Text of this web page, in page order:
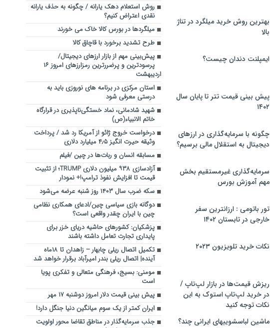
بهترین روش خرید میلگرد در تناژ
بالا
ایمپلنت دندان چیست؟
پیش بینی قیمت تتر تا پایان سال
۱۴۰۲
چگونه با سرمایه‌گذاری در ارزهای
دیجیتال به استقلال مالی برسیم؟
سرمایه‌گذاری غیرمستقیم بخش
مهم آموزش بورس
تور باتومی : ارزانترین سفر
خارجی در تابستان ۱۴۰۲
نکات خرید تلویزیون ۲۰۲۳
ریزش قیمت‌ها در بازار لپ‌تاپ /
در خرید لپ‌تاپ استوک به این
نکات توجه کنید
ماشین لباسشویی‎های ایرانی چند؟
روش استعلام دهک یارانه / چگونه به حذف یارانه
نقدی اعتراض کنیم؟
میلگردها در بورس کالا خاک می خورند
طرح تشدید برخورد با قاچاق کالا
پیش‌بینی مهم از بازار ارزهای دیجیتال/
پرسودترین و پرضررترین رمزارزهای امروز ۱۶
اردیبهشت
استان مرکزی در برنامه های نوروزی باید به
درستی معرفی شود
شهید شادمانی، نماد خستگی‌ناپذیری در قرارگاه
خاتم الانبیاء(ص)
درخواست خروج ژائو از آمریکا رد شد / پرداخت
وثیقه حیرت‌ انگیز ۴٫۵ میلیارد دلاری
مسابقه انسان و ربات‌ها در چین /فیلم
آزادسازی ۹۳۸ میلیون دلاری TRUMP؛ از تثبیت
قیمت تا افزایش نفوذ ترامپ!+ نمودار
سکه ضرب سال ۱۴۰۳ روز شنبه عرضه می‌شود
دوگانه بازی سیاسی چین/ادعای همکاری نظامی
چین با ایران چقدر واقعی است؟
پزشکیان: کشورهای حاشیه دریای خزر برای
پایداری تجارت تعامل داشته باشند
تکمیل اتصال ریلی چابهار – زاهدان تا ۱۸ماه
آینده| اتصال ریلی بندر امیرآباد برقرار خواهد شد
مومنی: بسیج، فرهنگی متعالی و تفکری پویا
است
پیش بینی قیمت دلار امروز دوشنبه ۱۷ مهر
ایران کمتر از یک سوم میانگین دنیا جنگل دارد!
جذب سرمایه‌گذار در مناطق تقاضا محور اولویت